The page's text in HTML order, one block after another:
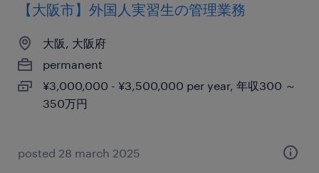
【大阪市】外国人実習生の管理業務
大阪, 大阪府
permanent
¥3,000,000 - ¥3,500,000 per year, 年収300 ～
350万円
posted 28 march 2025